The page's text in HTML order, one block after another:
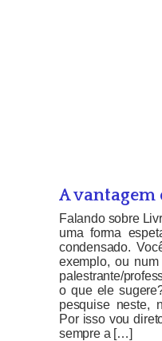
A
Falando sobre
uma forma
condensado.
exemplo, ou
palestrante/
o que ele
pesquise neste,
Por isso vou
sempre a […]